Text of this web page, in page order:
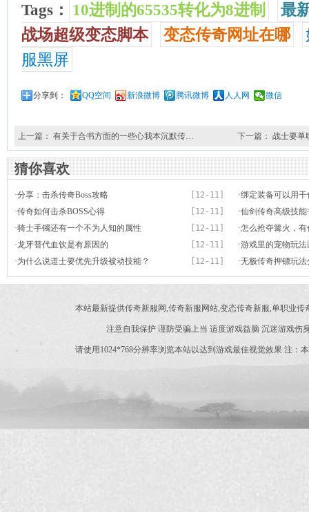
Tags： 10进制的65535转化为8进制
最
战场超级变态脚本
变态传奇网址在哪
服黑屏
分享到： QQ空间 新浪微博 腾讯微博 人人网 微信
上一篇： 有关于合书方面的一些心我本沉默传… 下一篇： 战士要单
猜你喜欢
[12-11]
·分享：击杀传奇Boss攻略 ·绑定装备可以用干
[12-11]
·传奇如何击杀BOSS心得 ·仙剑传奇高级技
[12-11]
·骑士手镯还有一个不为人知的属性 ·怎么抢夺篝火，
[12-11]
·龙牙替代血饮是有原因的 ·游戏里的宠物玩
[12-11]
·为什么说道士要优先升级被动技能？ ·无极传奇押镖玩法
本站最新提供传奇新服网,传奇新服网站,变态传奇新服,单职业
注意自我保护 谨防受骗上当 适度游戏益脑 沉迷游戏伤
请使用1024*768分辨率浏览本站以达到游戏最佳视觉效果 注